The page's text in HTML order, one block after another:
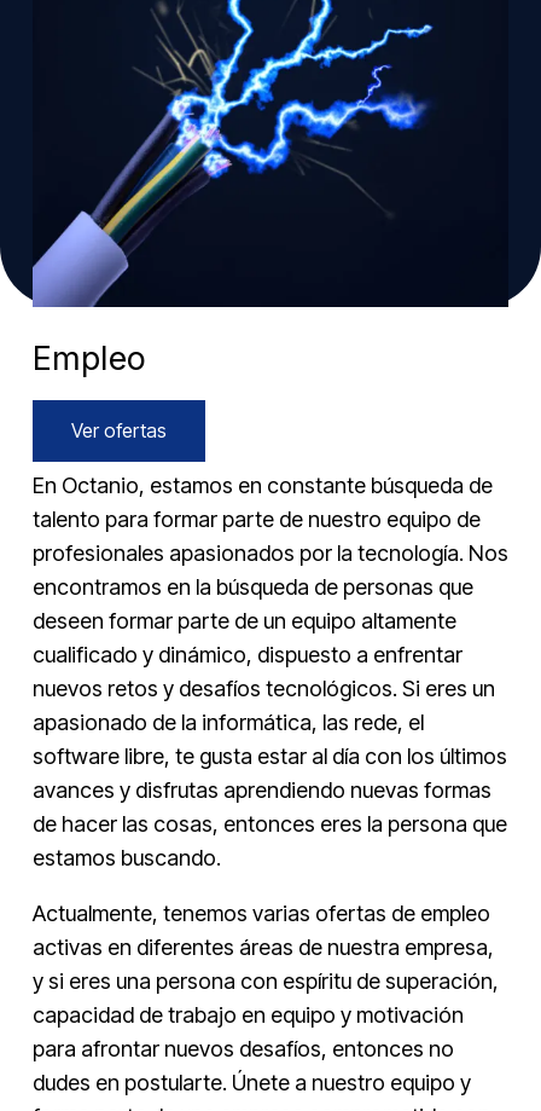
Empleo
Ver ofertas
En Octanio, estamos en constante búsqueda de
talento para formar parte de nuestro equipo de
profesionales apasionados por la tecnología. Nos
encontramos en la búsqueda de personas que
deseen formar parte de un equipo altamente
cualificado y dinámico, dispuesto a enfrentar
nuevos retos y desafíos tecnológicos. Si eres un
apasionado de la informática, las rede, el
software libre, te gusta estar al día con los últimos
avances y disfrutas aprendiendo nuevas formas
de hacer las cosas, entonces eres la persona que
estamos buscando.
Actualmente, tenemos varias ofertas de empleo
activas en diferentes áreas de nuestra empresa,
y si eres una persona con espíritu de superación,
capacidad de trabajo en equipo y motivación
para afrontar nuevos desafíos, entonces no
dudes en postularte. Únete a nuestro equipo y